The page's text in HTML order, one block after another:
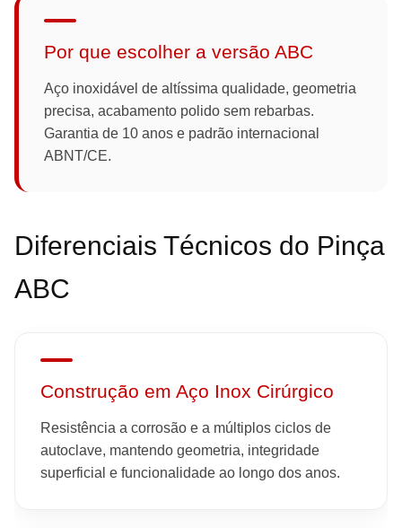
Por que escolher a versão ABC
Aço inoxidável de altíssima qualidade, geometria
precisa, acabamento polido sem rebarbas.
Garantia de 10 anos e padrão internacional
ABNT/CE.
Diferenciais Técnicos do Pinça
ABC
Construção em Aço Inox Cirúrgico
Resistência a corrosão e a múltiplos ciclos de
autoclave, mantendo geometria, integridade
superficial e funcionalidade ao longo dos anos.